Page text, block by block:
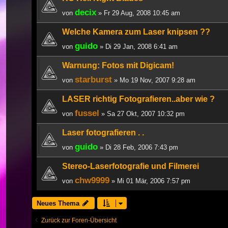
von decix » Fr 29 Aug, 2008 10:45 am
Welche Kamera zum Laser knipsen ??
von guido » Di 29 Jan, 2008 6:41 am
Warnung: Fotos mit Digicam!
von starburst » Mo 19 Nov, 2007 9:28 am
LASER richtig Fotografieren..aber wie ?
von fussel » Sa 27 Okt, 2007 10:32 pm
Laser fotografieren . .
von guido » Di 28 Feb, 2006 7:43 pm
Stereo-Laserfotografie und Filmerei
von chw9999 » Mi 01 Mär, 2006 7:57 pm
Neues Thema
Zurück zur Foren-Übersicht